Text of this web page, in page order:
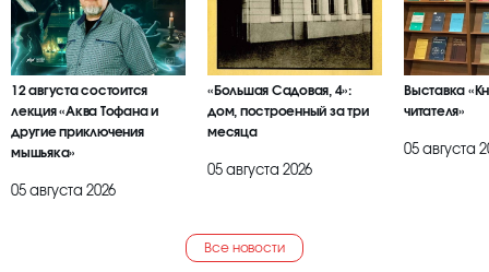
12 августа состоится
лекция «Аква Тофана и
другие приключения
мышьяка»
05 августа 2026
«Большая Садовая, 4»:
дом, построенный за три
месяца
05 августа 2026
Выставка
читателя»
05 августа
Все новости